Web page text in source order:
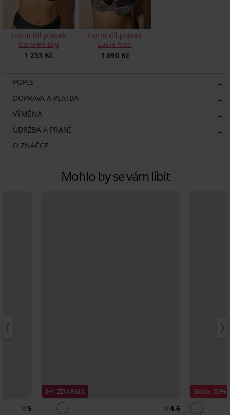
Horní díl plavek
Carmen Big
1 253 Kč
Horní díl plavek
Lucia Noir
1 690 Kč
POPIS
DOPRAVA A PLATBA
VÝMĚNA
ÚDRŽBA A PRANÍ
O ZNAČCE
Mohlo by se vám líbit
5
3+1 ZDARMA
4,6
Sleva -50%